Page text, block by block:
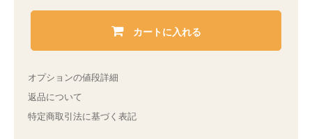
カートに入れる
オプションの値段詳細
返品について
特定商取引法に基づく表記